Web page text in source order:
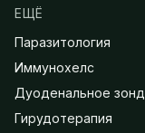
ЕЩЁ
Паразитология
Иммунохелс
Дуоденальное
Гирудотерапия